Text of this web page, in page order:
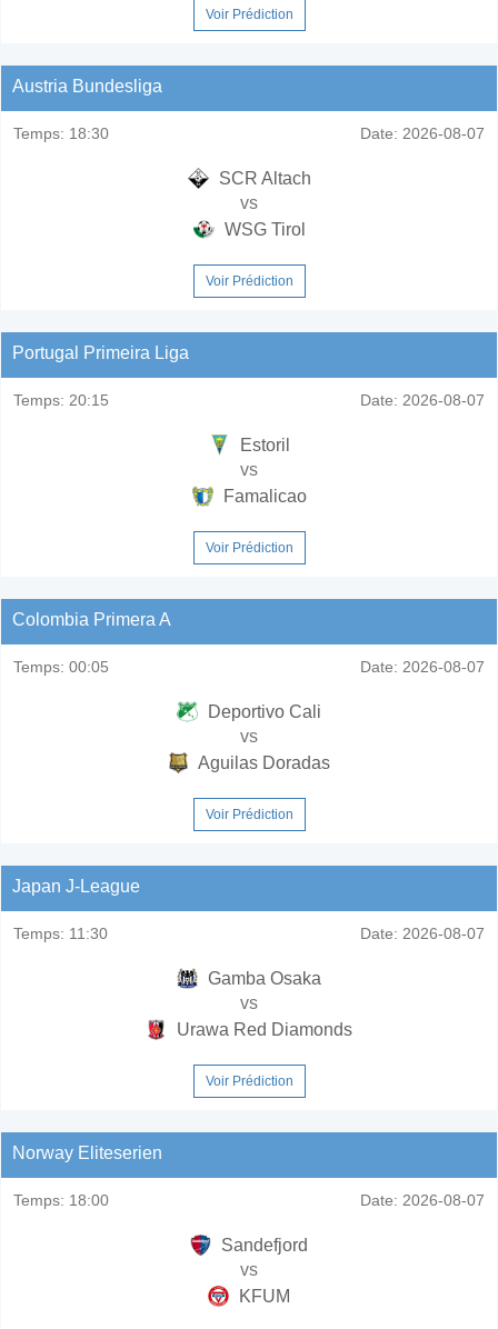
Voir Prédiction
Austria Bundesliga
Temps: 18:30 Date: 2026-08-07
SCR Altach
vs
WSG Tirol
Voir Prédiction
Portugal Primeira Liga
Temps: 20:15 Date: 2026-08-07
Estoril
vs
Famalicao
Voir Prédiction
Colombia Primera A
Temps: 00:05 Date: 2026-08-07
Deportivo Cali
vs
Aguilas Doradas
Voir Prédiction
Japan J-League
Temps: 11:30 Date: 2026-08-07
Gamba Osaka
vs
Urawa Red Diamonds
Voir Prédiction
Norway Eliteserien
Temps: 18:00 Date: 2026-08-07
Sandefjord
vs
KFUM